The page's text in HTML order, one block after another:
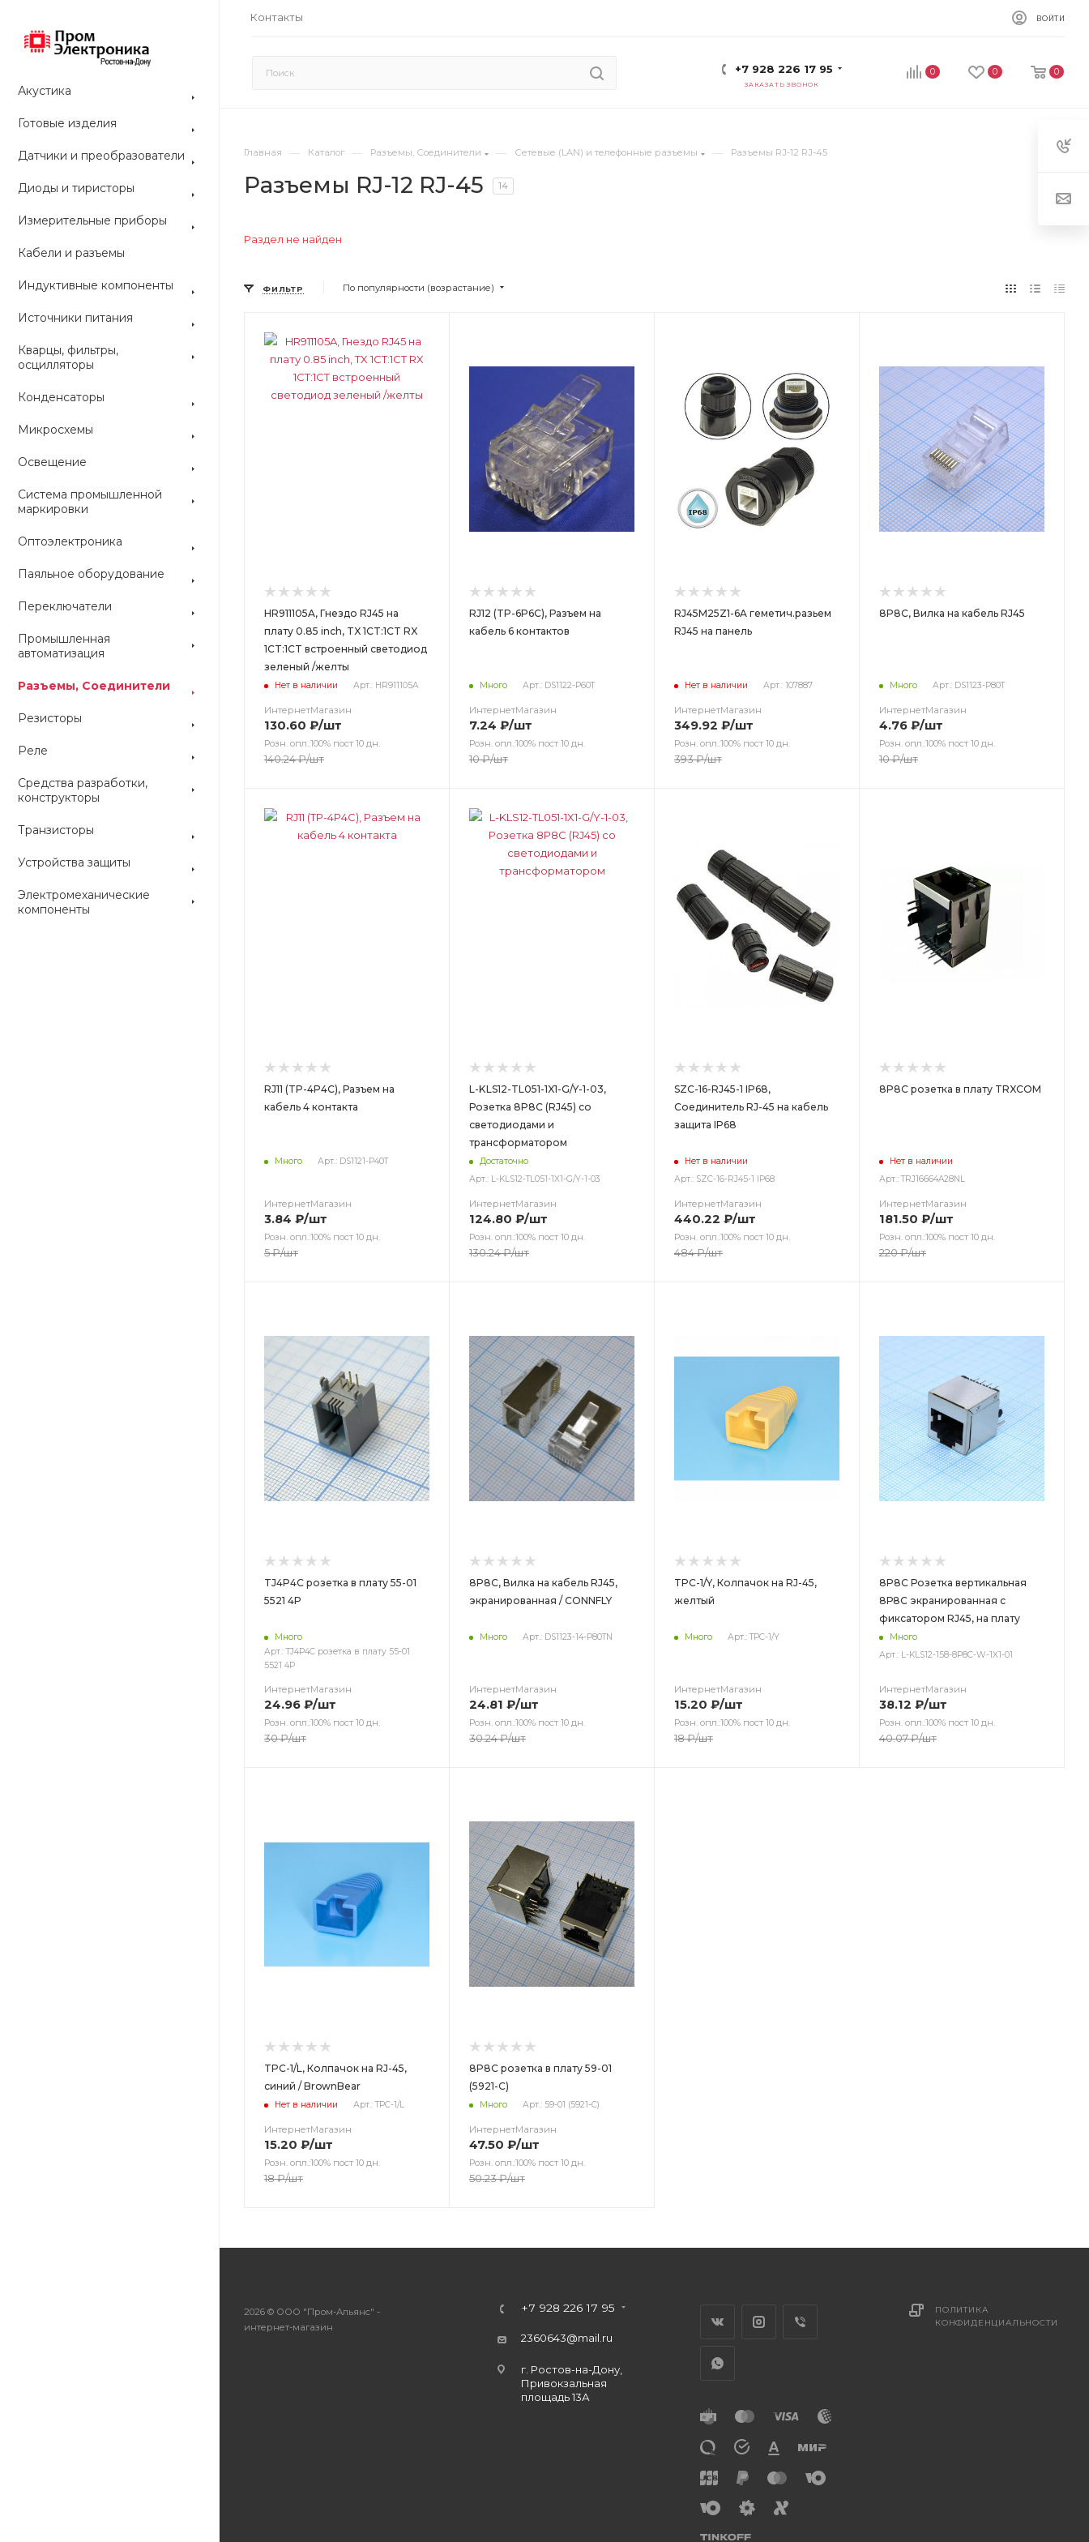
Контакты ВОЙТИ
0 0 0
+7 928 226 17 95
ЗАКАЗАТЬ ЗВОНОК
Акустика
Готовые изделия
Датчики и преобразователи
Диоды и тиристоры
Измерительные приборы
Кабели и разъемы
Индуктивные компоненты
Источники питания
Кварцы, фильтры,
осцилляторы
Конденсаторы
Микросхемы
Освещение
Система промышленной
маркировки
Оптоэлектроника
Паяльное оборудование
Переключатели
Промышленная
автоматизация
Разъемы, Соединители
Резисторы
Реле
Средства разработки,
конструкторы
Транзисторы
Устройства защиты
Электромеханические
компоненты
Главная — Каталог — Разъемы, Соединители — Сетевые (LAN) и телефонные разъемы — Разъемы RJ-12 RJ-45
Разъемы RJ-12 RJ-45 14
Раздел не найден
ФИЛЬТР По популярности (возрастание)
HR911105A, Гнездо RJ45 на
плату 0.85 inch, TX 1CT:1CT RX
1CT:1CT встроенный светодиод
зеленый /желты
Нет в наличии Арт.: HR911105A
ИнтернетМагазин
130.60 ₽/шт
Розн. опл.:100% пост 10 дн.
140.24₽/шт
Цвет
RJ12 (TP-6P6C), Разъем на
кабель 6 контактов
Много Арт.: DS1122-P60T
ИнтернетМагазин
7.24 ₽/шт
Розн. опл.:100% пост 10 дн.
10₽/шт
RJ45M25Z1-6A геметич.разьем
RJ45 на панель
Нет в наличии Арт.: 107887
ИнтернетМагазин
349.92 ₽/шт
Розн. опл.:100% пост 10 дн.
393₽/шт
8P8C, Вилка на кабель RJ45
Много Арт.: DS1123-P80T
ИнтернетМагазин
4.76 ₽/шт
Розн. опл.:100% пост 10 дн.
10₽/шт
RJ11 (TP-4P4C), Разъем на
кабель 4 контакта
Много Арт.: DS1121-P40T
ИнтернетМагазин
3.84 ₽/шт
Розн. опл.:100% пост 10 дн.
5₽/шт
Цвет
L-KLS12-TL051-1X1-G/Y-1-03,
Розетка 8P8C (RJ45) со
светодиодами и
трансформатором
Достаточно
Арт.: L-KLS12-TL051-1X1-G/Y-1-03
ИнтернетМагазин
124.80 ₽/шт
Розн. опл.:100% пост 10 дн.
130.24₽/шт
Цвет
SZC-16-RJ45-1 IP68,
Соединитель RJ-45 на кабель
защита IP68
Нет в наличии
Арт.: SZC-16-RJ45-1 IP68
ИнтернетМагазин
440.22 ₽/шт
Розн. опл.:100% пост 10 дн.
484₽/шт
8P8C розетка в плату TRXCOM
Нет в наличии
Арт.: TRJ16664A28NL
ИнтернетМагазин
181.50 ₽/шт
Розн. опл.:100% пост 10 дн.
220₽/шт
TJ4P4C розетка в плату 55-01
5521 4P
Много
Арт.: TJ4P4C розетка в плату 55-01
5521 4P
ИнтернетМагазин
24.96 ₽/шт
Розн. опл.:100% пост 10 дн.
30₽/шт
8P8C, Вилка на кабель RJ45,
экранированная / CONNFLY
Много Арт.: DS1123-14-P80TN
ИнтернетМагазин
24.81 ₽/шт
Розн. опл.:100% пост 10 дн.
30.24₽/шт
TPC-1/Y, Колпачок на RJ-45,
желтый
Много Арт.: TPC-1/Y
ИнтернетМагазин
15.20 ₽/шт
Розн. опл.:100% пост 10 дн.
18₽/шт
8P8C Розетка вертикальная
8Р8С экранированная с
фиксатором RJ45, на плату
Много
Арт.: L-KLS12-158-8P8C-W-1X1-01
ИнтернетМагазин
38.12 ₽/шт
Розн. опл.:100% пост 10 дн.
40.07₽/шт
TPC-1/L, Колпачок на RJ-45,
синий / BrownBear
Нет в наличии Арт.: TPC-1/L
ИнтернетМагазин
15.20 ₽/шт
Розн. опл.:100% пост 10 дн.
18₽/шт
8P8C розетка в плату 59-01
(5921-C)
Много Арт.: 59-01 (5921-C)
ИнтернетМагазин
47.50 ₽/шт
Розн. опл.:100% пост 10 дн.
50.23₽/шт
2026 © ООО "Пром-Альянс" -
интернет-магазин
+7 928 226 17 95
2360643@mail.ru
г. Ростов-на-Дону,
Привокзальная
площадь 13А
ПОЛИТИКА
КОНФИДЕНЦИАЛЬНОСТИ